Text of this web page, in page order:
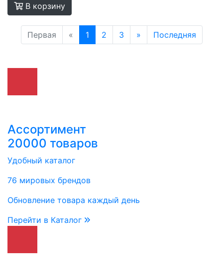
В корзину
Первая « 1 2 3 » Последняя
Ассортимент
20000 товаров
Удобный каталог
76 мировых брендов
Обновление товара каждый день
Перейти в Каталог